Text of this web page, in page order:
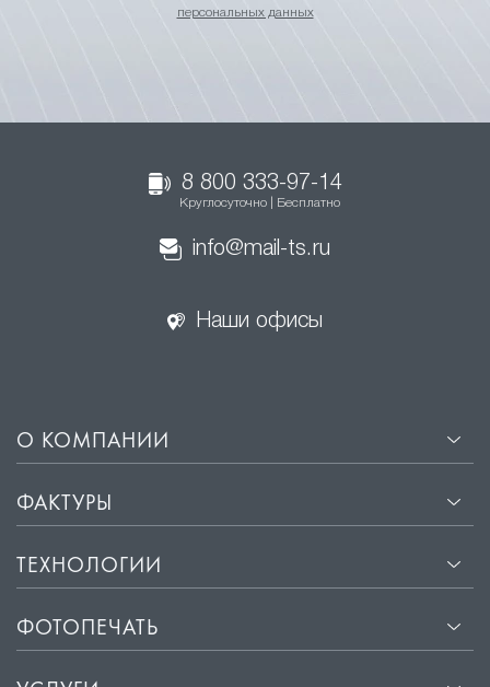
персональных данных
8 800 333-97-14
Круглосуточно | Бесплатно
info@mail-ts.ru
Наши офисы
О КОМПАНИИ
ФАКТУРЫ
ТЕХНОЛОГИИ
ФОТОПЕЧАТЬ